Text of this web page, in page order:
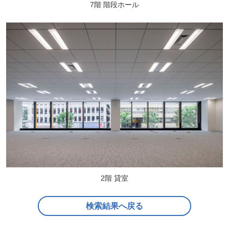
7階 階段ホール
2階 貸室
検索結果へ戻る